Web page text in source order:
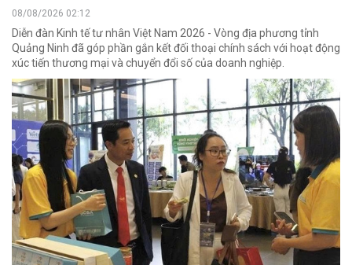
08/08/2026 02:12
Diễn đàn Kinh tế tư nhân Việt Nam 2026 - Vòng địa phương tỉnh
Quảng Ninh đã góp phần gắn kết đối thoại chính sách với hoạt động
xúc tiến thương mại và chuyển đổi số của doanh nghiệp.